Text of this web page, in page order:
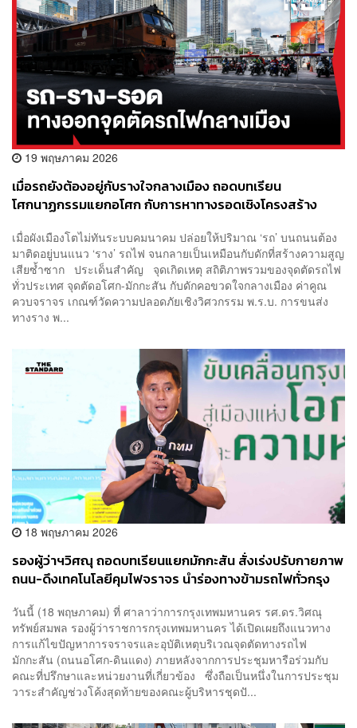
19 พฤษภาคม 2026
เมื่อรถยังต้องอยู่กับรางใจกลางเมือง ถอดบทเรียน
โศกนาฏกรรมแยกอโศก กับการหาทางรอดเชิงโครงสร้าง
เมื่อผังเมืองโตไม่ทันระบบคมนาคม ปล่อยให้ปริมาณ ‘รถ’ บนถนนต้อง
มาติดอยู่บนแนว ‘ราง’ รถไฟ จนกลายเป็นเหมือนกับดักที่สร้างความสูญ
เสียซ้ำซาก ประเด็นสำคัญ จุดเกิดเหตุ สถิติภาพรวมของจุดตัดรถไฟ
ทั่วประเทศ จุดตัดอโศก-มักกะสัน กับดักคอขวดใจกลางเมือง ค่าคูณ
ควบจราจร เกณฑ์วัดความปลอดภัยเชิงวิศวกรรม พ.ร.บ. การขนส่ง
ทางราง พ...
18 พฤษภาคม 2026
รองผู้ว่าฯวิศณุ ถอดบทเรียนแยกมักกะสัน สั่งเร่งปรับกายภาพ
ถนน-ดึงเทคโนโลยีคุมไฟจราจร นำร่องทางข้ามรถไฟทั่วกรุง
วันนี้ (18 พฤษภาคม) ที่ ศาลาว่าการกรุงเทพมหานคร รศ.ดร.วิศณุ
ทรัพย์สมพล รองผู้ว่าราชการกรุงเทพมหานคร ได้เปิดเผยถึงแนวทาง
การแก้ไขปัญหาการจราจรและอุบัติเหตุบริเวณจุดตัดทางรถไฟ
มักกะสัน (ถนนอโศก-ดินแดง) ภายหลังจากการประชุมหารือร่วมกับ
คณะที่ปรึกษาและหน่วยงานที่เกี่ยวข้อง ซึ่งถือเป็นหนึ่งในการประชุม
วาระสำคัญช่วงโค้งสุดท้ายของคณะผู้บริหารชุดปั...